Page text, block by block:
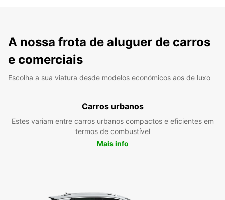
A nossa frota de aluguer de carros
e comerciais
Escolha a sua viatura desde modelos económicos aos de luxo
Carros urbanos
Estes variam entre carros urbanos compactos e eficientes em
termos de combustível
Mais info